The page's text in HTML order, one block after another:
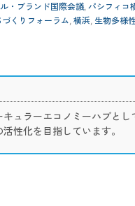
・ブランド国際会議 パシフィコ
くりフォーラム 横浜 生物多様
ュラーエコノミーハブとし
性化を目指しています。